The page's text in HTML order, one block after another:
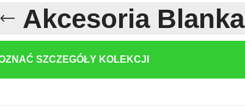
Akcesoria Blanka
SZCZEGÓŁY KOLEKCJI